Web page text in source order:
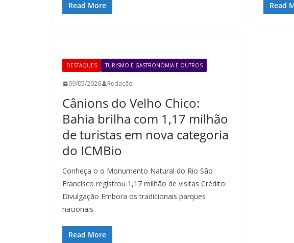
Read More Read
DESTAQUES TURISMO E GASTRONOMIA E OUTROS
09/05/2026 Redação
Cânions do Velho Chico:
Bahia brilha com 1,17 milhão
de turistas em nova categoria
do ICMBio
Conheça o o Monumento Natural do Rio São
Francisco registrou 1,17 milhão de visitas Crédito:
Divulgação Embora os tradicionais parques
nacionais
Read More